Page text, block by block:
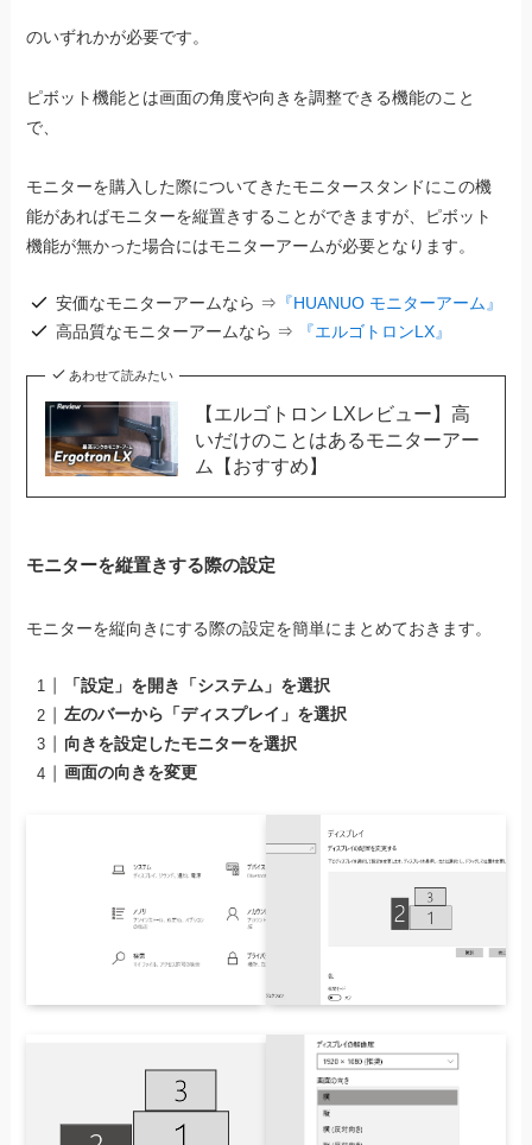
のいずれかが必要です。
ピボット機能とは画面の角度や向きを調整できる機能のこと
で、
モニターを購入した際についてきたモニタースタンドにこの機
能があればモニターを縦置きすることができますが、ピボット
機能が無かった場合にはモニターアームが必要となります。
安価なモニターアームなら ⇒ 『HUANUO モニターアーム』
高品質なモニターアームなら ⇒
『エルゴトロンLX』
あわせて読みたい
【エルゴトロン LXレビュー】高
いだけのことはあるモニターアー
ム【おすすめ】
モニターを縦置きする際の設定
モニターを縦向きにする際の設定を簡単にまとめておきます。
「設定」を開き「システム」を選択
左のバーから「ディスプレイ」を選択
向きを設定したモニターを選択
画面の向きを変更